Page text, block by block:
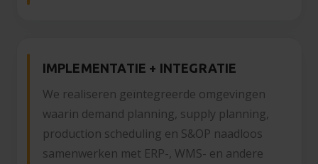
IMPLEMENTATIE + INTEGRATIE
We realiseren geïntegreerde omgevingen
waarin demand planning, supply planning,
production scheduling en S&OP naadloos
samenwerken met ERP-, WMS- en andere